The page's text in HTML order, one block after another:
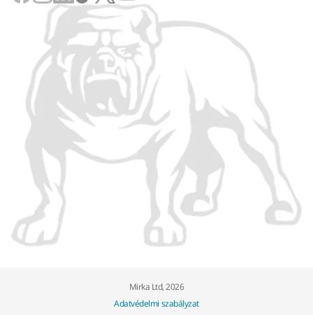
Mirka Ltd, 2026
Adatvédelmi szabályzat